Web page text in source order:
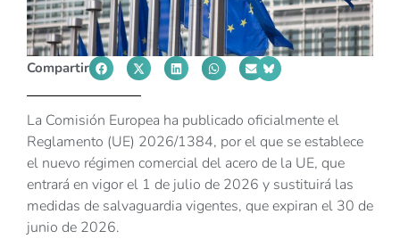
Compartir
La Comisión Europea ha publicado oficialmente el
Reglamento (UE) 2026/1384, por el que se establece
el nuevo régimen comercial del acero de la UE, que
entrará en vigor el 1 de julio de 2026 y sustituirá las
medidas de salvaguardia vigentes, que expiran el 30 de
junio de 2026.